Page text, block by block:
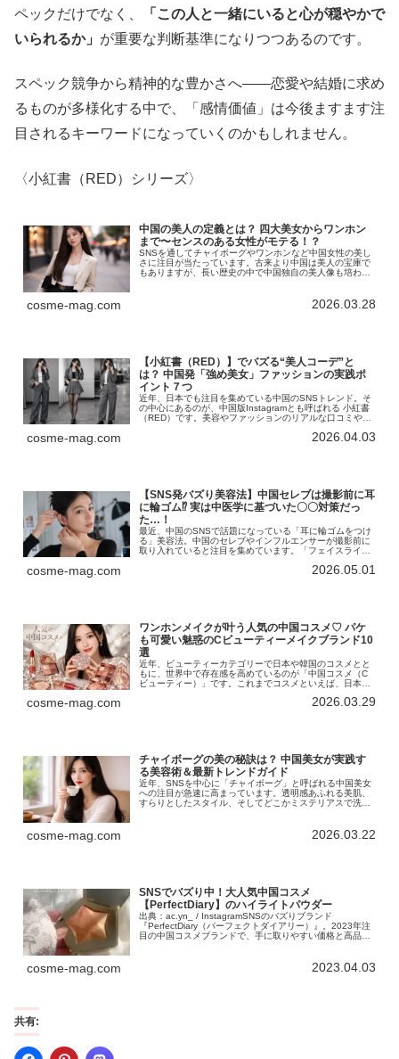
ペックだけでなく、
「この人と一緒にいると心が穏やかで
いられるか」 が重要な判断基準になりつつあるのです。
スペック競争から精神的な豊かさへ――恋愛や結婚に求め
るものが多様化する中で、「感情価値」は今後ますます注
目されるキーワードになっていくのかもしれません。
〈小紅書（RED）シリーズ〉
中国の美人の定義とは？ 四大美女からワンホン
まで〜センスのある女性がモテる！？
SNSを通してチャイボーグやワンホンなど中国女性の美し
さに注目が当たっています。古来より中国は美人の宝庫で
もありますが、長い歴史の中で中国独自の美人像も培われ
cosme-mag.com 2026.03.28
【小紅書（RED）】でバズる“美人コーデ”と
は？ 中国発「強め美女」ファッションの実践ポ
イント７つ
近年、日本でも注目を集めている中国のSNSトレンド。そ
の中心にあるのが、中国版Instagramとも呼ばれる 小紅書
（RED）です。美容やファッションのリアルな口コミやコ
cosme-mag.com 2026.04.03
【SNS発バズり美容法】中国セレブは撮影前に耳
に輪ゴム⁉︎ 実は中医学に基づいた〇〇対策だっ
た…！
最近、中国のSNSで話題になっている「耳に輪ゴムをつけ
る」美容法。中国のセレブやインフルエンサーが撮影前に
取り入れていると注目を集めています。「フェイスライン
cosme-mag.com 2026.05.01
ワンホンメイクが叶う人気の中国コスメ♡ パケ
も可愛い魅惑のCビューティーメイクブランド10
選
近年、ビューティーカテゴリーで日本や韓国のコスメとと
もに、世界中で存在感を高めているのが「中国コスメ（C
ビューティー）」です。これまでコスメといえば、日本製
cosme-mag.com 2026.03.29
チャイボーグの美の秘訣は？ 中国美女が実践す
る美容術＆最新トレンドガイド
近年、SNSを中心に「チャイボーグ」と呼ばれる中国美女
への注目が急速に高まっています。透明感あふれる美肌、
すらりとしたスタイル、そしてどこかミステリアスで洗練
cosme-mag.com 2026.03.22
SNSでバズり中！大人気中国コスメ
【PerfectDiary】のハイライトパウダー
出典：ac.yn_ / InstagramSNSのバズりブランド
『PerfectDiary（パーフェクトダイアリー）』。2023年注
目の中国コスメブランドで、手に取りやすい価格と高品質
cosme-mag.com 2023.04.03
共有: